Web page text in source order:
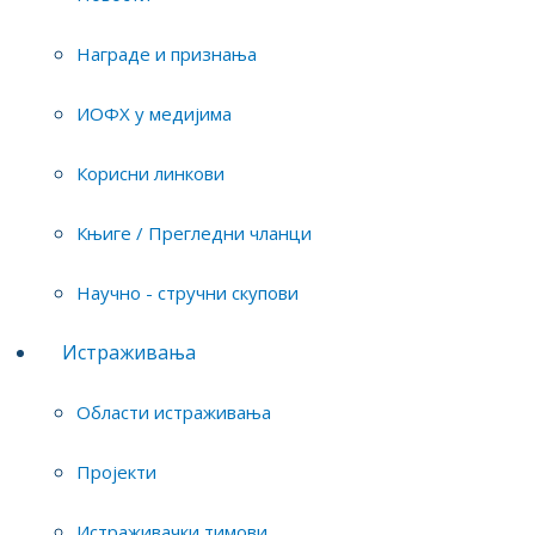
Награде и признања
ИОФХ у медијима
Корисни линкови
Књиге / Прегледни чланци
Научно - стручни скупови
Истраживања
Области истраживања
Пројекти
Тим истраживача
водоничној енергији и заштити животне
Пројекти на којима је истраживач
ангажован
Зелени Ваучер, Циркуларне заједнице у